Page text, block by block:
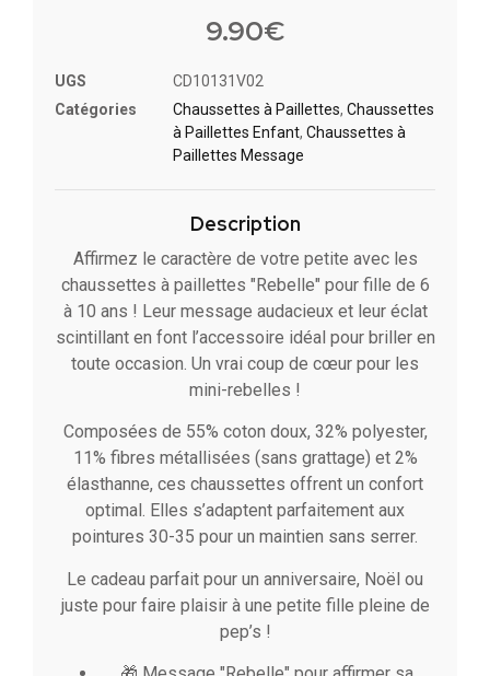
client
9.90€
UGS
CD10131V02
Catégories
Chaussettes à Paillette​s, Chaussettes
à Paillettes Enfant​, Chaussettes à
Paillettes Message​
Description
Affirmez le caractère de votre petite avec les
chaussettes à paillettes "Rebelle" pour fille de 6
à 10 ans ! Leur message audacieux et leur éclat
scintillant en font l’accessoire idéal pour briller en
toute occasion. Un vrai coup de cœur pour les
mini-rebelles !
Composées de 55% coton doux, 32% polyester,
11% fibres métallisées (sans grattage) et 2%
élasthanne, ces chaussettes offrent un confort
optimal. Elles s’adaptent parfaitement aux
pointures 30-35 pour un maintien sans serrer.
Le cadeau parfait pour un anniversaire, Noël ou
juste pour faire plaisir à une petite fille pleine de
pep’s !